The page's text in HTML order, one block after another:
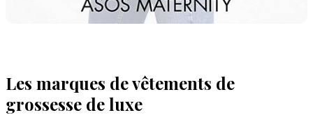
Les marques de vêtements de
grossesse de luxe